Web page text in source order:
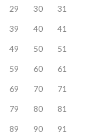
29 30
31
39 40
41
49 50
51
59 60
61
69 70
71
79 80
81
89 90
91